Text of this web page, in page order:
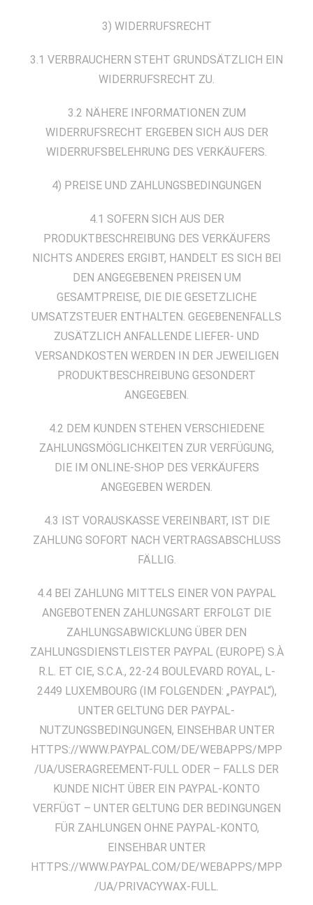
3) WIDERRUFSRECHT
3.1 VERBRAUCHERN STEHT GRUNDSÄTZLICH EIN
WIDERRUFSRECHT ZU.
3.2 NÄHERE INFORMATIONEN ZUM
WIDERRUFSRECHT ERGEBEN SICH AUS DER
WIDERRUFSBELEHRUNG DES VERKÄUFERS.
4) PREISE UND ZAHLUNGSBEDINGUNGEN
4.1 SOFERN SICH AUS DER
PRODUKTBESCHREIBUNG DES VERKÄUFERS
NICHTS ANDERES ERGIBT, HANDELT ES SICH BEI
DEN ANGEGEBENEN PREISEN UM
GESAMTPREISE, DIE DIE GESETZLICHE
UMSATZSTEUER ENTHALTEN. GEGEBENENFALLS
ZUSÄTZLICH ANFALLENDE LIEFER- UND
VERSANDKOSTEN WERDEN IN DER JEWEILIGEN
PRODUKTBESCHREIBUNG GESONDERT
ANGEGEBEN.
4.2 DEM KUNDEN STEHEN VERSCHIEDENE
ZAHLUNGSMÖGLICHKEITEN ZUR VERFÜGUNG,
DIE IM ONLINE-SHOP DES VERKÄUFERS
ANGEGEBEN WERDEN.
4.3 IST VORAUSKASSE VEREINBART, IST DIE
ZAHLUNG SOFORT NACH VERTRAGSABSCHLUSS
FÄLLIG.
4.4 BEI ZAHLUNG MITTELS EINER VON PAYPAL
ANGEBOTENEN ZAHLUNGSART ERFOLGT DIE
ZAHLUNGSABWICKLUNG ÜBER DEN
ZAHLUNGSDIENSTLEISTER PAYPAL (EUROPE) S.À
R.L. ET CIE, S.C.A., 22-24 BOULEVARD ROYAL, L-
2449 LUXEMBOURG (IM FOLGENDEN: „PAYPAL“),
UNTER GELTUNG DER PAYPAL-
NUTZUNGSBEDINGUNGEN, EINSEHBAR UNTER
HTTPS://WWW.PAYPAL.COM/DE/WEBAPPS/MPP
/UA/USERAGREEMENT-FULL ODER – FALLS DER
KUNDE NICHT ÜBER EIN PAYPAL-KONTO
VERFÜGT – UNTER GELTUNG DER BEDINGUNGEN
FÜR ZAHLUNGEN OHNE PAYPAL-KONTO,
EINSEHBAR UNTER
HTTPS://WWW.PAYPAL.COM/DE/WEBAPPS/MPP
/UA/PRIVACYWAX-FULL.